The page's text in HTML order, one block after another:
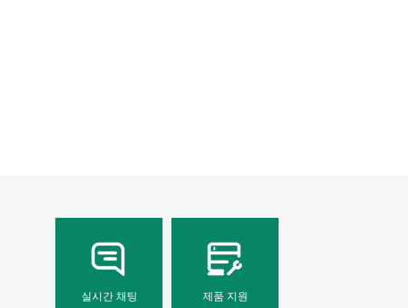
스 및 CI/CD 파이프라인을 통해 다양한 런타임 및 클라우드 환경
실시간 채팅 제품 지원